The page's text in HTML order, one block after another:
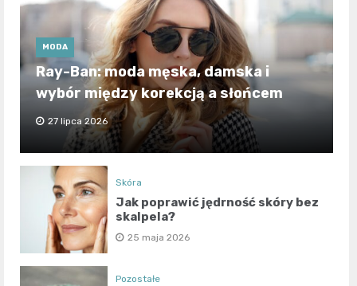
MODA
Ray-Ban: moda męska, damska i
wybór między korekcją a słońcem
27 lipca 2026
Skóra
Jak poprawić jędrność skóry bez
skalpela?
25 maja 2026
Pozostałe